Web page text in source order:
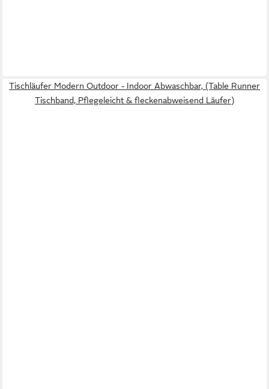
Tischläufer Modern Outdoor - Indoor Abwaschbar, (Table Runner
Tischband, Pflegeleicht & fleckenabweisend Läufer)